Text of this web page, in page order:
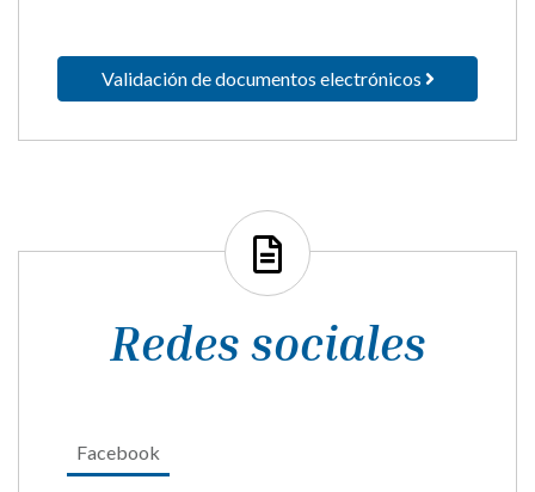
Validación de documentos electrónicos
Redes sociales
Facebook